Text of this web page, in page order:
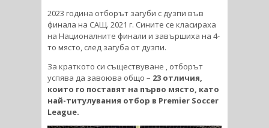
2023 година отборът загуби с дузпи във
финала на САЩ. 2021 г. Сините се класираха
на Националните финали и завършиха на 4-
то място, след загуба от дузпи.
За краткото си съществуване , отборът
успява да завоюва общо – 23 отличия,
които го поставят на първо място, като
най-титулувания отбор в Premier Soccer
League.